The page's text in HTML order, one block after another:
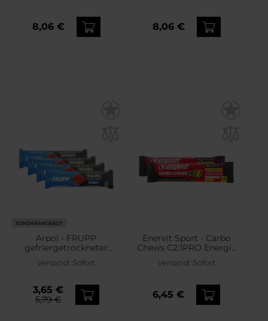
8,06 € 8,06 €
SONDERANGEBOT
Arpol - FRUPP
gefriergetrockneter
Erdbeer-Riegel 10 g - 4
Stk.
Versand: Sofort
3,65 €
5,79 €
Enervit Sport - Carbo
Chews C2:1PRO Energie
Gummi 34 g orange - 2
Stück
Versand: Sofort
6,45 €